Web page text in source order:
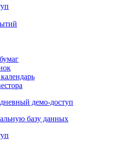
демо-доступ
базу данных